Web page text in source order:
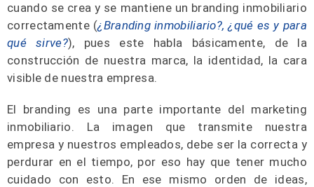
cuando se crea y se mantiene un branding inmobiliario
correctamente (¿Branding inmobiliario?, ¿qué es y para
qué sirve?), pues este habla básicamente, de la
construcción de nuestra marca, la identidad, la cara
visible de nuestra empresa.
El branding es una parte importante del marketing
inmobiliario. La imagen que transmite nuestra
empresa y nuestros empleados, debe ser la correcta y
perdurar en el tiempo, por eso hay que tener mucho
cuidado con esto. En ese mismo orden de ideas,